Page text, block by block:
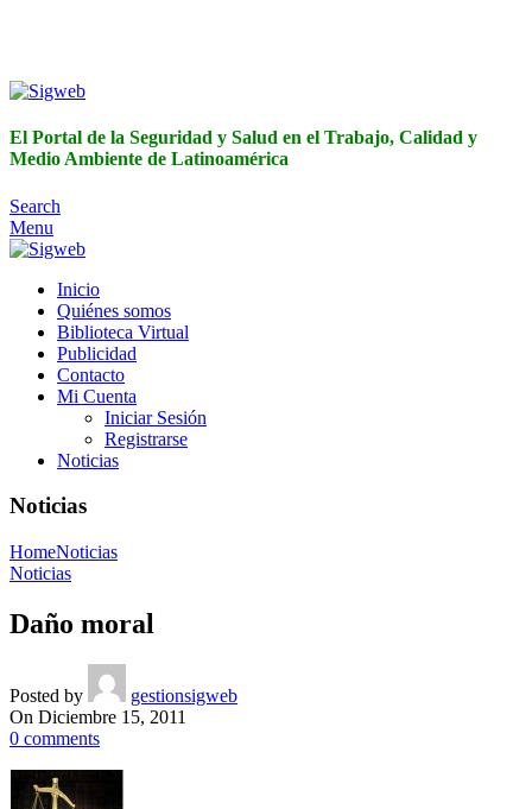
El Portal de la Seguridad y Salud en el Trabajo, Calidad y
Medio Ambiente de Latinoamérica
Search
Menu
Inicio
Quiénes somos
Biblioteca Virtual
Publicidad
Contacto
Mi Cuenta
Iniciar Sesión
Registrarse
Noticias
Noticias
HomeNoticias
Noticias
Daño moral
Posted by
gestionsigweb
On Diciembre 15, 2011
0 comments